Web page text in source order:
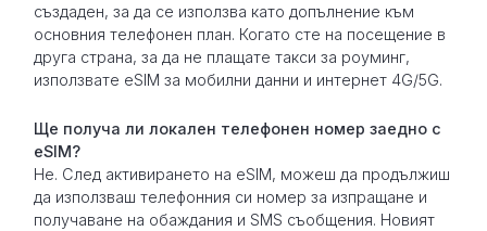
създаден, за да се използва като допълнение към
основния телефонен план. Когато сте на посещение в
друга страна, за да не плащате такси за роуминг,
използвате eSIM за мобилни данни и интернет 4G/5G.
Ще получа ли локален телефонен номер заедно с
eSIM?
Не. След активирането на eSIM, можеш да продължиш
да използваш телефонния си номер за изпращане и
получаване на обаждания и SMS съобщения. Новият